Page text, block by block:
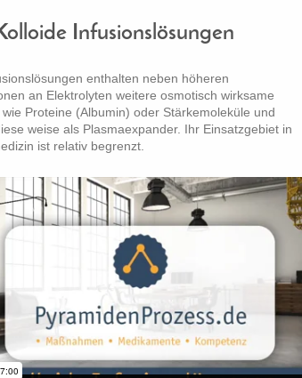
Infusionslösungen
enthalten neben höheren
an Elektrolyten weitere osmotisch wirksame
Proteine (Albumin) oder Stärkemoleküle und
weise als Plasmaexpander. Ihr Einsatzgebiet in
ist relativ begrenzt.